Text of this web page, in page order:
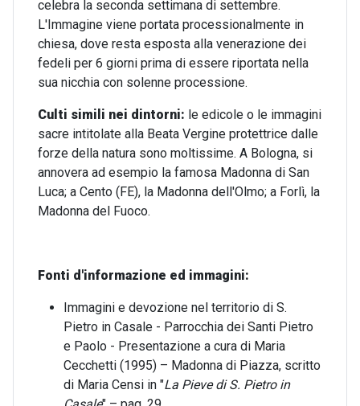
celebra la seconda settimana di settembre.
L'Immagine viene portata processionalmente in
chiesa, dove resta esposta alla venerazione dei
fedeli per 6 giorni prima di essere riportata nella
sua nicchia con solenne processione.
Culti simili nei dintorni: le edicole o le immagini
sacre intitolate alla Beata Vergine protettrice dalle
forze della natura sono moltissime. A Bologna, si
annovera ad esempio la famosa Madonna di San
Luca; a Cento (FE), la Madonna dell'Olmo; a Forlì, la
Madonna del Fuoco.
Fonti d'informazione ed immagini:
Immagini e devozione nel territorio di S.
Pietro in Casale - Parrocchia dei Santi Pietro
e Paolo - Presentazione a cura di Maria
Cecchetti (1995) – Madonna di Piazza, scritto
di Maria Censi in "La Pieve di S. Pietro in